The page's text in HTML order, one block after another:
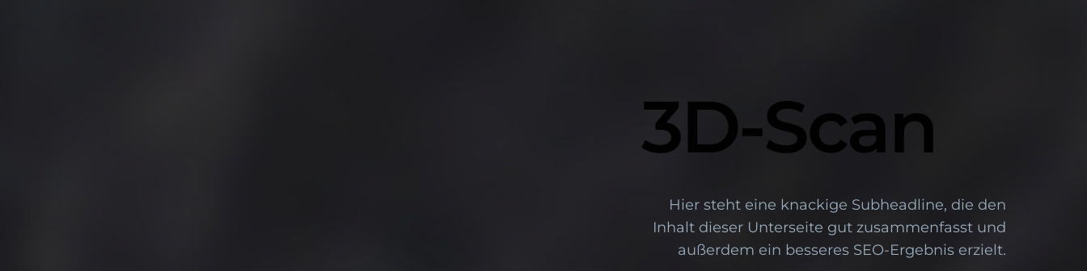
3D-Scan
Hier steht eine knackige Subheadline, die den
Inhalt dieser Unterseite gut zusammenfasst und
außerdem ein besseres SEO-Ergebnis erzielt.